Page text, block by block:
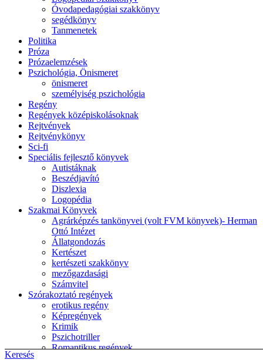
Keresés
Óvodapedagógiai szakkönyv
segédkönyv
Tanmenetek
Politika
Próza
Prózaelemzések
Pszichológia, Önismeret
önismeret
személyiség pszichológia
Regény
Regények középiskolásoknak
Rejtvények
Rejtvénykönyv
Sci-fi
Speciális fejlesztő könyvek
Autistáknak
Beszédjavító
Diszlexia
Logopédia
Szakmai Könyvek
Agrárképzés tankönyvei (volt FVM könyvek)- Herman
Ottó Intézet
Állatgondozás
Kertészet
kertészeti szakkönyv
mezőgazdasági
Számvitel
Szórakoztató regények
erotikus regény
Képregények
Krimik
Pszichotriller
Romantikus regények
TANKÖNYVEK